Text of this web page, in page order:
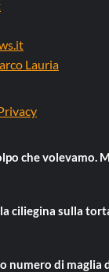
Lauria
che volevamo.
ciliegina sulla
numero di maglia